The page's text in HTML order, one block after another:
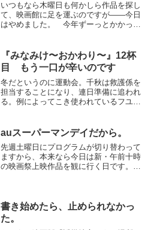
いつもなら木曜日も何かしら作品を探し
て、映画館に足を運ぶのですが――今日
はやめました。 今年ずーっとかかって
んですが、その状況をおしてまで観た
い、と思う作品がいまかかっ...
『みなみけ〜おかわり〜』12杯
目 もう一口が辛いのです
冬だというのに運動会。千秋は救護係を
担当することになり、連日準備に追われ
る。例によってこき使われているフユキ
だ知らない…… ……なんかなあ。本当
に、フユキをいい子に描き...
auスーパーマンデイだから。
先週土曜日にプログラムが切り替わって
ますから、本来なら今日は新・午前十時
の映画祭上映作品を観に行く日です。
いる割引よりもお安...
書き始めたら、止められなかっ
た。